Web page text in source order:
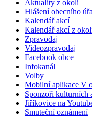
Aktuality z okolí
Hlášení obecního
Kalendář akcí
Kalendář akcí z
Zpravodaj
Videozpravodaj
Facebook obce
Infokanál
Volby
Mobilní aplikace V
Sponzoři kulturních
Jiříkovice na
Smuteční oznámení